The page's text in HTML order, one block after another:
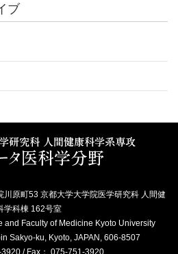
ブ
原町53 京都大学大学院医学研究科 人間健
学科棟 162号室
and Faculty of Medicine Kyoto University
Sakyo-ku, Kyoto, JAPAN, 606-8507